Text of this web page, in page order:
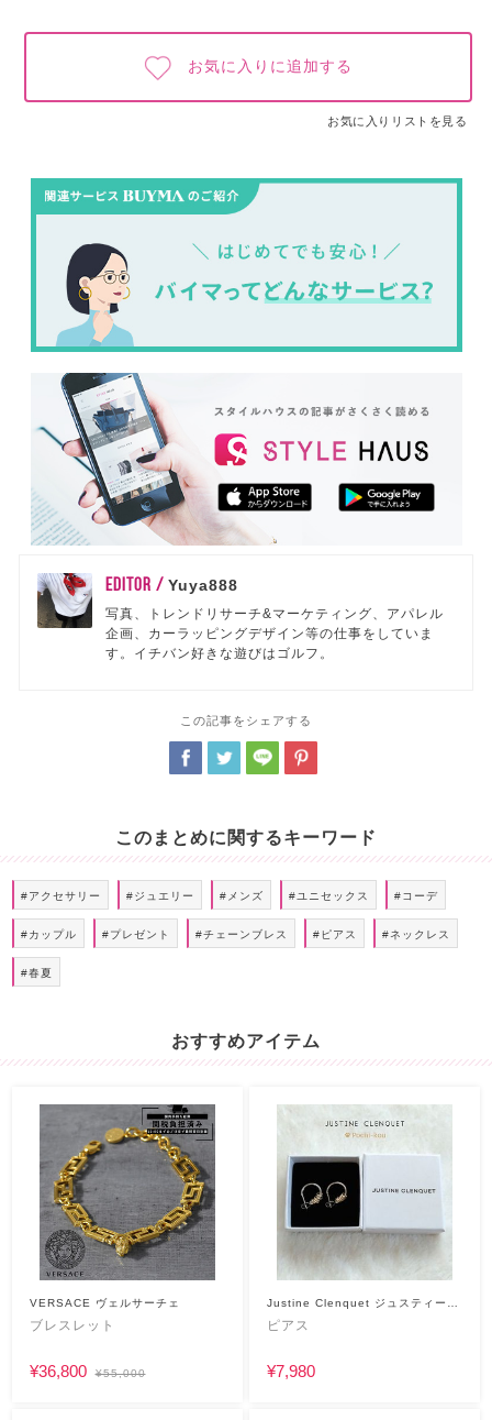
お気に入りに追加する
お気に入りリストを見る
EDITOR /Yuya888
写真、トレンドリサーチ&マーケティング、アパレル
企画、カーラッピングデザイン等の仕事をしていま
す。イチバン好きな遊びはゴルフ。
この記事をシェアする
このまとめに関するキーワード
#アクセサリー #ジュエリー #メンズ #ユニセックス #コーデ
#カップル #プレゼント #チェーンブレス #ピアス #ネックレス
#春夏
おすすめアイテム
VERSACE ヴェルサーチェ
ブレスレット
¥36,800 ¥55,000
Justine Clenquet ジュスティーヌ
クランケ
ピアス
¥7,980